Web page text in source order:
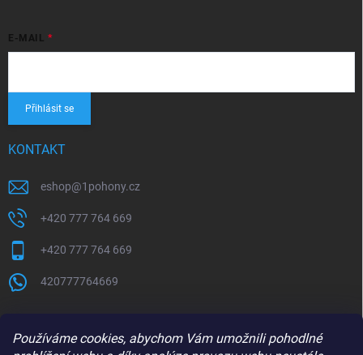
Používáme cookies, abychom Vám umožnili pohodlné
E-MAIL
Přihlásit se
KONTAKT
eshop@1pohony.cz
+420 777 764 669
+420 777 764 669
420777764669